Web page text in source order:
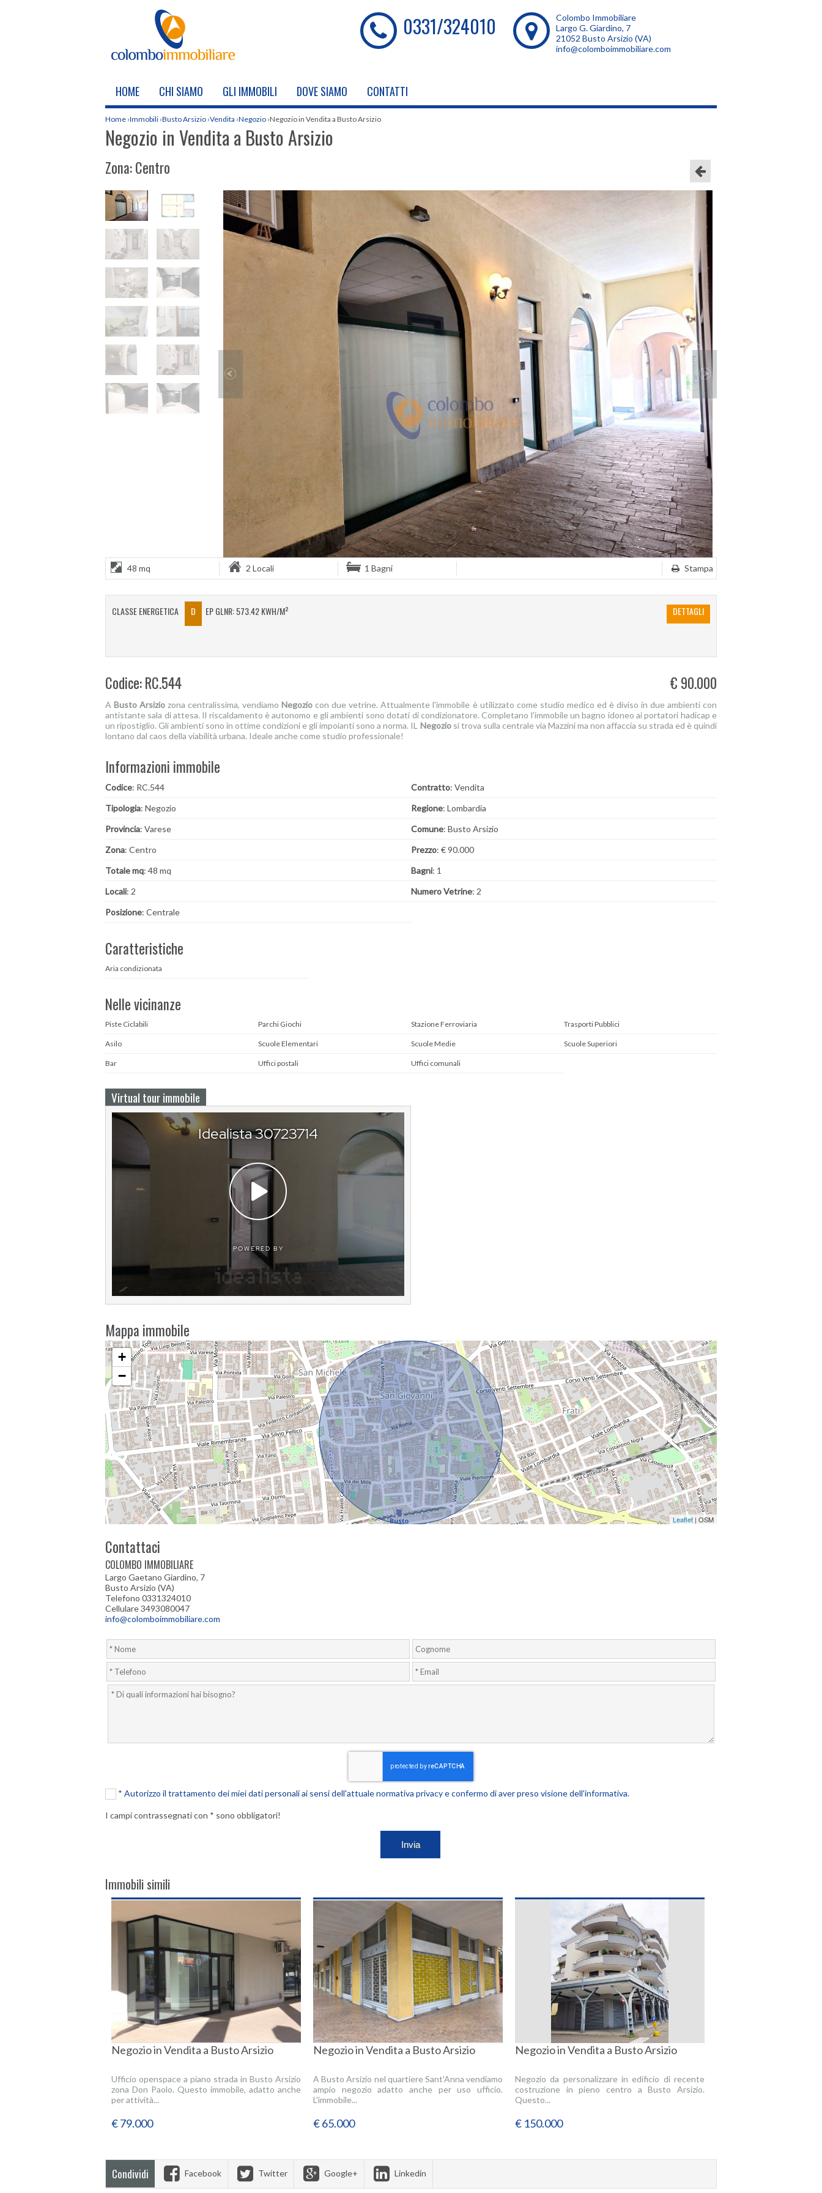
0331/324010
Colombo Immobiliare
Largo G. Giardino, 7
21052 Busto Arsizio (VA)
info@colomboimmobiliare.com
HOME CHI SIAMO GLI IMMOBILI DOVE SIAMO CONTATTI
Home ›Immobili ›Busto Arsizio ›Vendita ›Negozio ›Negozio in Vendita a Busto Arsizio
Negozio in Vendita a Busto Arsizio
Zona: Centro
48 mq 2 Locali 1 Bagni Stampa
CLASSE ENERGETICA D EP GLNR: 573.42 KWH/M² DETTAGLI
Codice: RC.544 € 90.000
ABusto Arsizio zona centralissima, vendiamoNegozio con due vetrine. Attualmente l'immobile è utilizzato come studio medico ed è diviso in due ambienti con
antistante sala di attesa. Il riscaldamento è autonomo e gli ambienti sono dotati di condizionatore. Completano l'immobile un bagno idoneo ai portatori hadicap e
un ripostiglio. Gli ambienti sono in ottime condizioni e gli impoianti sono a norma. IL Negoziosi trova sulla centrale via Mazzini ma non affaccia su strada ed è quindi
lontano dal caos della viabilità urbana. Ideale anche come studio professionale!
Informazioni immobile
Codice: RC.544 Contratto: Vendita
Tipologia: Negozio Regione: Lombardia
Provincia: Varese Comune: Busto Arsizio
Zona: Centro Prezzo: € 90.000
Totale mq: 48 mq Bagni: 1
Locali: 2 Numero Vetrine: 2
Posizione: Centrale
Caratteristiche
Aria condizionata
Nelle vicinanze
Piste Ciclabili Parchi Giochi Stazione Ferroviaria Trasporti Pubblici
Asilo Scuole Elementari Scuole Medie Scuole Superiori
Bar Uffici postali Uffici comunali
Virtual tour immobile
Mappa immobile
+
−
Leaflet | OSM
Contattaci
COLOMBO IMMOBILIARE
Largo Gaetano Giardino, 7
Busto Arsizio (VA)
Telefono 0331324010
Cellulare 3493080047
info@colomboimmobiliare.com
* Autorizzo il trattamento dei miei dati personali ai sensi dell'attuale normativa privacy e confermo di aver preso visione dell'informativa.
I campi contrassegnati con * sono obbligatori!
Immobili simili
Negozio in Vendita a Busto Arsizio
Ufficio openspace a piano strada in Busto Arsizio
zona Don Paolo. Questo immobile, adatto anche
per attività...
€ 79.000
Negozio in Vendita a Busto Arsizio
A Busto Arsizio nel quartiere Sant'Anna vendiamo
ampio negozio adatto anche per uso ufficio.
L'immobile...
€ 65.000
Negozio in Vendita a Busto Arsizio
Negozio da personalizzare in edificio di recente
costruzione in pieno centro a Busto Arsizio.
Questo...
€ 150.000
Condividi Facebook Twitter Google+ Linkedin